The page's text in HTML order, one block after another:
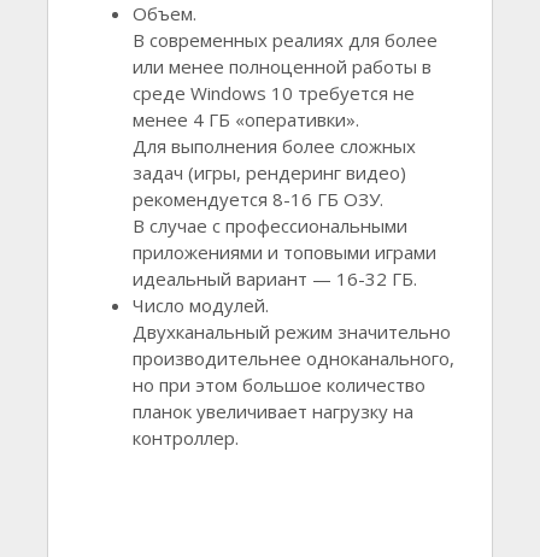
Объем.
В современных реалиях для более
или менее полноценной работы в
среде Windows 10 требуется не
менее 4 ГБ «оперативки».
Для выполнения более сложных
задач (игры, рендеринг видео)
рекомендуется 8-16 ГБ ОЗУ.
В случае с профессиональными
приложениями и топовыми играми
идеальный вариант — 16-32 ГБ.
Число модулей.
Двухканальный режим значительно
производительнее одноканального,
но при этом большое количество
планок увеличивает нагрузку на
контроллер.